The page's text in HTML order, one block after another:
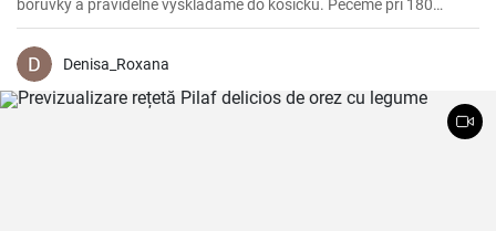
borůvky a pravidelně vyskládáme do košíčků. Pečeme při 180
stupních 25 minut.
Denisa_Roxana